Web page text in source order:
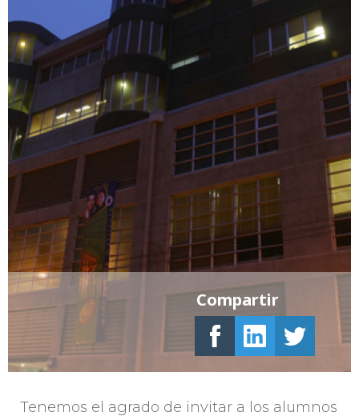
Tenemos el agrado de invitar a los alumnos
Compartir